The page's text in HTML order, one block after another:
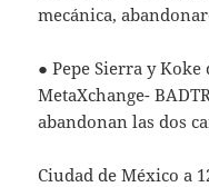
mecánica,
● Pepe Sierra y
MetaXchange-
abandonan las dos
Ciudad de México a